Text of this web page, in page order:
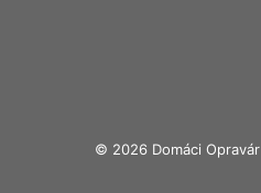
© 2026 Domáci Opravár